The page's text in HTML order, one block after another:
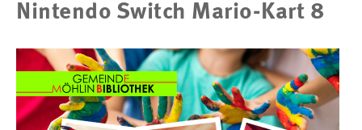
Nintendo Switch Mario-Kart 8